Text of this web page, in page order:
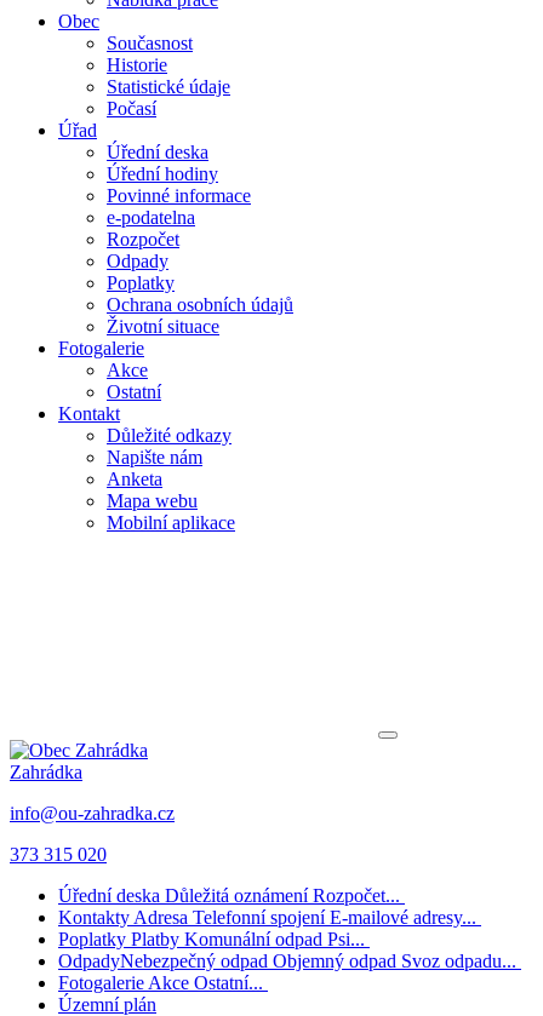
Obec
Současnost
Historie
Statistické údaje
Počasí
Úřad
Úřední deska
Úřední hodiny
Povinné informace
e-podatelna
Rozpočet
Odpady
Poplatky
Ochrana osobních údajů
Životní situace
Fotogalerie
Akce
Ostatní
Kontakt
Důležité odkazy
Napište nám
Anketa
Mapa webu
Mobilní aplikace
Zahrádka
info@ou-zahradka.cz
373 315 020
Úřední deska Důležitá oznámení Rozpočet...
Kontakty Adresa Telefonní spojení E-mailové adresy...
Poplatky Platby Komunální odpad Psi...
OdpadyNebezpečný odpad Objemný odpad Svoz odpadu...
Fotogalerie Akce Ostatní...
Územní plán